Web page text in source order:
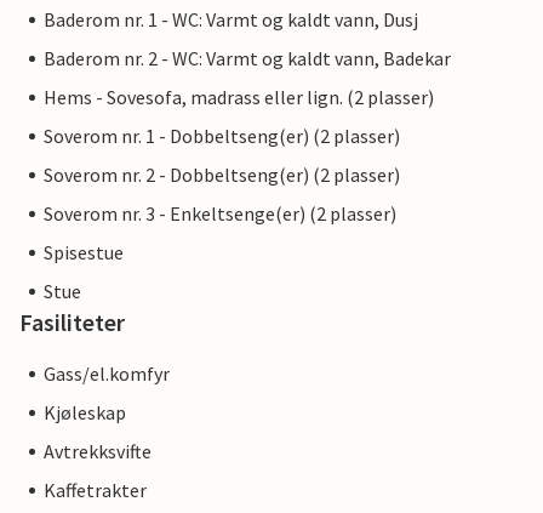
Baderom nr. 1 - WC: Varmt og kaldt vann, Dusj
Baderom nr. 2 - WC: Varmt og kaldt vann, Badekar
Hems - Sovesofa, madrass eller lign. (2 plasser)
Soverom nr. 1 - Dobbeltseng(er) (2 plasser)
Soverom nr. 2 - Dobbeltseng(er) (2 plasser)
Soverom nr. 3 - Enkeltsenge(er) (2 plasser)
Spisestue
Stue
Fasiliteter
Gass/el.komfyr
Kjøleskap
Avtrekksvifte
Kaffetrakter